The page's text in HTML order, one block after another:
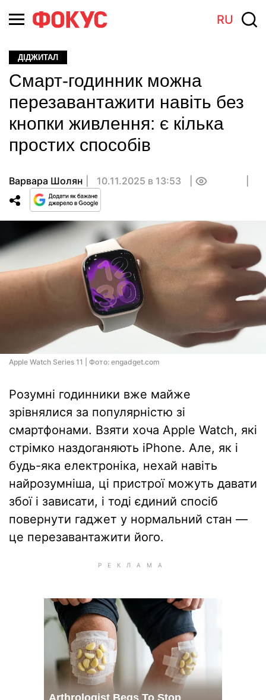
RU
ДІДЖИТАЛ
Смарт-годинник можна
перезавантажити навіть без
кнопки живлення: є кілька
простих способів
Варвара Шолян 10.11.2025 в 13:53
Apple Watch Series 11 | Фото: engadget.com
Розумні годинники вже майже
зрівнялися за популярністю зі
смартфонами. Взяти хоча Apple Watch, які
стрімко наздоганяють iPhone. Але, як і
будь-яка електроніка, нехай навіть
найрозумніша, ці пристрої можуть давати
збої і зависати, і тоді єдиний спосіб
повернути гаджет у нормальний стан —
це перезавантажити його.